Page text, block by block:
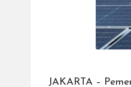
JAKARTA –